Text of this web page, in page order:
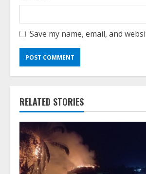
Save my name, email, and
RELATED STORIES